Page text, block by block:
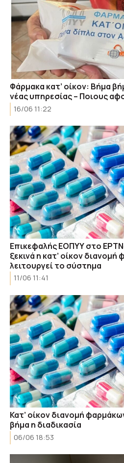
Φάρμακα κατ’ οίκον: Βήμα
νέας υπηρεσίας – Ποιους
16/06 11:22
Επικεφαλής ΕΟΠΥΥ στο
ξεκινά η κατ’ οίκον
λειτουργεί το σύστημα
11/06 11:41
Κατ’ οίκον διανομή
βήμα η διαδικασία
06/06 18:53